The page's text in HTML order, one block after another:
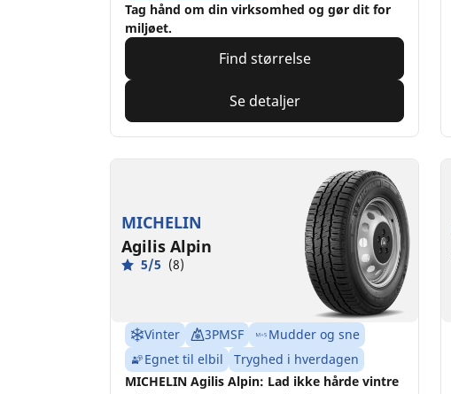
Tag hånd om din virksomhed og gør dit for
miljøet.
Find størrelse
Se detaljer
MICHELIN
Agilis Alpin
5/5 (8)
Vinter 3PMSF
Mudder og sne
Egnet til elbil
Tryghed i hverdagen
MICHELIN Agilis Alpin: Lad ikke hårde vintre